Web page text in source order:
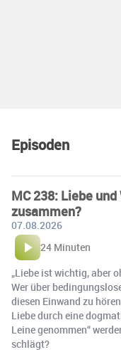
Episoden
MC 238: Liebe
zusammen?
07.08.2026
24 Minuten
„Liebe ist wichtig, aber
Wer über
diesen Einwand zu
Liebe durch eine
Leine genommen“
schlägt?